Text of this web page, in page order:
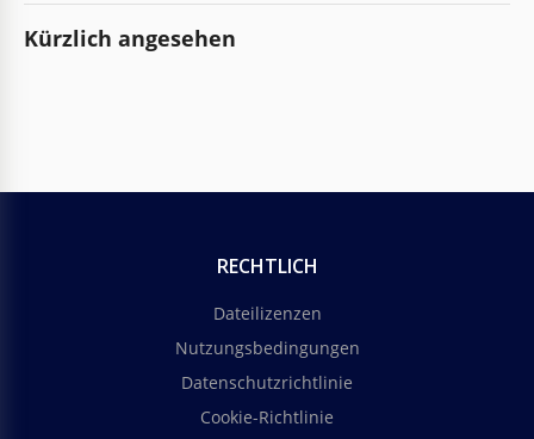
Kürzlich angesehen
RECHTLICH
Dateilizenzen
Nutzungsbedingungen
Datenschutzrichtlinie
Cookie-Richtlinie